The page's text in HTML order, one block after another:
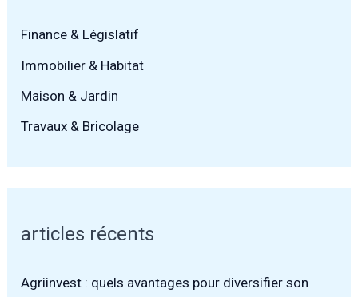
Finance & Législatif
Immobilier & Habitat
Maison & Jardin
Travaux & Bricolage
articles récents
Agriinvest : quels avantages pour diversifier son